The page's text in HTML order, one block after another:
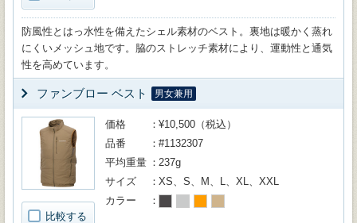
防風性とはっ水性を備えたシェル素材のベスト。裏地は暖かく蒸れ
にくいメッシュ地です。脇のストレッチ素材により、運動性と通気
性を高めています。
ファンブロー ベスト 男女兼用
比較する
価格
¥10,500（税込）
品番
#1132307
平均重量
237g
サイズ
XS、S、M、L、XL、XXL
カラー